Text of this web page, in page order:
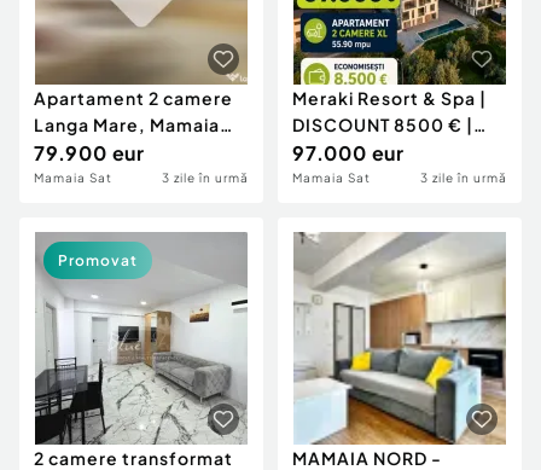
Apartament 2 camere
Langa Mare, Mamaia
Nord zona Lidl
79.900 eur
Mamaia Sat 3 zile în urmă
Meraki Resort & Spa |
DISCOUNT 8500 € |
Apartament 2 camer
97.000 eur
Mamaia Sat 3 zile în urmă
2 camere transformat
Promovat
MAMAIA NORD -